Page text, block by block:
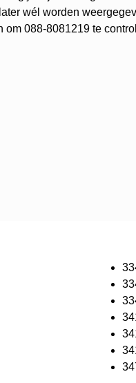
wél worden
om 088-8081219 te